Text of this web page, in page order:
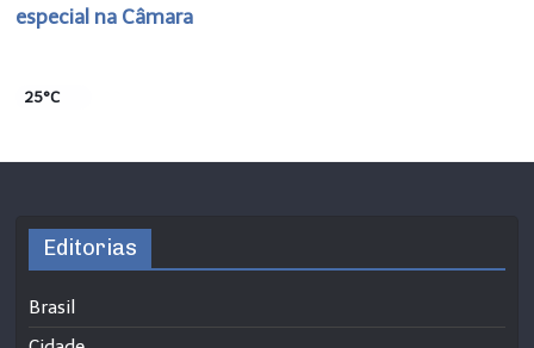
especial na Câmara
25°C
Editorias
Brasil